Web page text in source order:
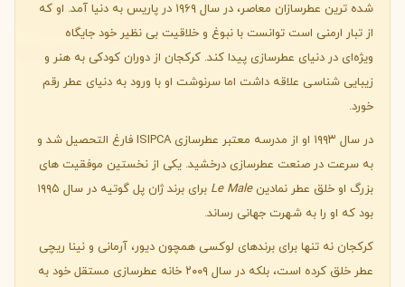
شده ترین عطرسازان معاصر، در سال ۱۹۶۹ در پاریس به دنیا آمد. او که
از تبار ارمنی است توانست با نبوغ و خلاقیت بی نظیر خود جایگاه
ویژه‌ای در دنیای عطرسازی پیدا کند. کرکجان از دوران کودکی به هنر و
زیبایی شناسی علاقه داشت اما سرنوشت او با ورود به دنیای عطر رقم
خورد.
در سال ۱۹۹۳ او از مدرسه معتبر عطرسازی ISIPCA فارغ التحصیل شد و
به سرعت در صنعت عطرسازی درخشید. یکی از نخستین موفقیت های
بزرگ او خلق عطر نمادینLe Male
برای برند ژان پل گوتیه در سال ۱۹۹۵
بود که او را به شهرت جهانی رساند.
کرکجان نه تنها برای برندهای لوکسی همچون دیور، آرمانی و نینا ریچی
عطر خلق کرده است، بلکه در سال ۲۰۰۹ خانه عطرسازی مستقل خود به